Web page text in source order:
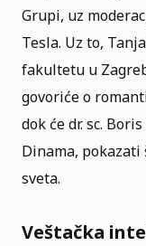
Grupi, uz
Tesla. Uz to,
fakultetu u
govoriće o
dok će dr. sc.
Dinama,
sveta.
Veštačka